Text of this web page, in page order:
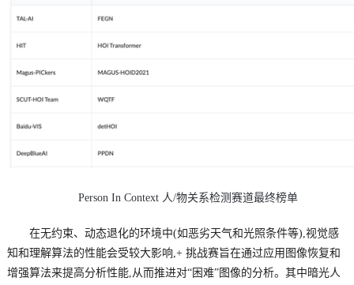
Person In Context 人/物关系检测赛道最终榜单
在无约束、动态退化的环境中(如恶劣天气和光照条件等),视觉感
知和理解算法的性能会受较大影响,+ 挑战赛旨在通过应用图像恢复和
增强算法来提高分析性能,从而推进对“困难”图像的分析。其中暗光人